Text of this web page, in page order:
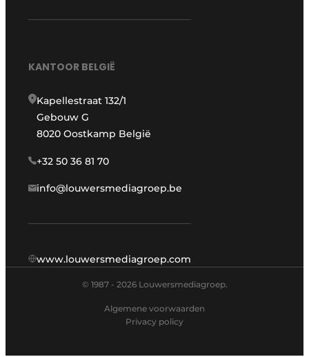
KANTOOR BELGIË
Kapellestraat 132/1
Gebouw G
8020 Oostkamp België
+32 50 36 81 70
info@louwersmediagroep.be
www.louwersmediagroep.com
© 1987 - 2026 Louwersmediagroep.
Algemene voorwaarden
Privacy policy